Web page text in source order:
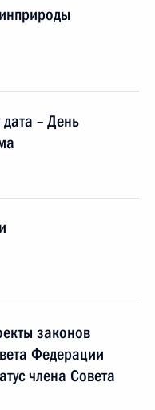
– День
законов
Федерации
члена Совета